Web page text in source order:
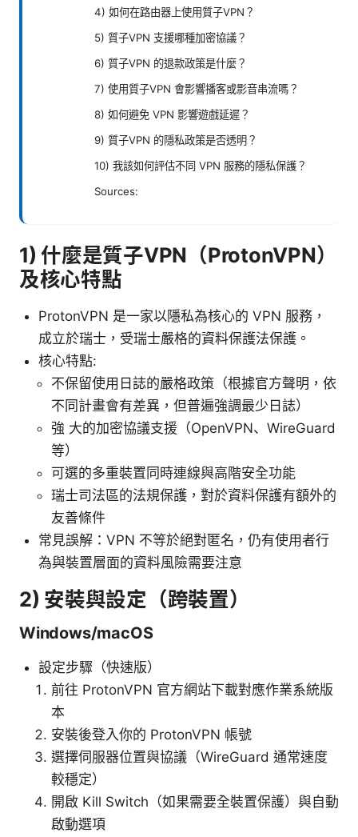
4) 如何在路由器上使用質子VPN？
5) 質子VPN 支援哪種加密協議？
6) 質子VPN 的退款政策是什麼？
7) 使用質子VPN 會影響播客或影音串流嗎？
8) 如何避免 VPN 影響遊戲延遲？
9) 質子VPN 的隱私政策是否透明？
10) 我該如何評估不同 VPN 服務的隱私保護？
Sources:
1) 什麼是質子VPN（ProtonVPN）
及核心特點
ProtonVPN 是一家以隱私為核心的 VPN 服務，
成立於瑞士，受瑞士嚴格的資料保護法保護。
核心特點:
不保留使用日誌的嚴格政策（根據官方聲明，依
不同計畫會有差異，但普遍強調最少日誌）
強 大的加密協議支援（OpenVPN、WireGuard
等）
可選的多重裝置同時連線與高階安全功能
瑞士司法區的法規保護，對於資料保護有額外的
友善條件
常見誤解：VPN 不等於絕對匿名，仍有使用者行
為與裝置層面的資料風險需要注意
2) 安裝與設定（跨裝置）
Windows/macOS
設定步驟（快速版）
前往 ProtonVPN 官方網站下載對應作業系統版
本
安裝後登入你的 ProtonVPN 帳號
選擇伺服器位置與協議（WireGuard 通常速度
較穩定）
開啟 Kill Switch（如果需要全裝置保護）與自動
啟動選項